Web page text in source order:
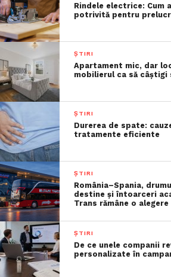
Rindele electrice: Cum
potrivită pentru
ȘTIRI
Apartament mic, dar
mobilierul ca să câștigi
ȘTIRI
Durerea de spate:
tratamente eficiente
ȘTIRI
România–Spania,
destine și întoarceri
Trans rămâne o
ȘTIRI
De ce unele companii
personalizate în